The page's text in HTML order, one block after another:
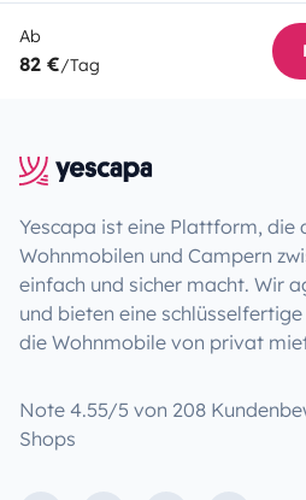
Ab
82 €/Tag
Yescapa ist eine Plattform, die
Wohnmobilen und Campern
einfach und sicher macht. Wir
und bieten eine
die Wohnmobile von privat
Note 4.55/5 von 208
Shops